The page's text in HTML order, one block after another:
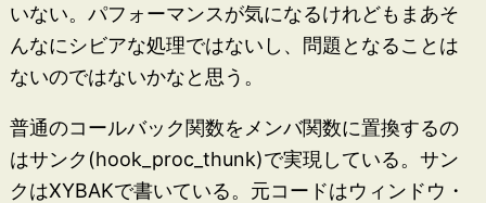
いない。パフォーマンスが気になるけれどもまあそ
んなにシビアな処理ではないし、問題となることは
ないのではないかなと思う。
普通のコールバック関数をメンバ関数に置換するの
はサンク(hook_proc_thunk)で実現している。サン
クはXYBAKで書いている。元コードはウィンドウ・